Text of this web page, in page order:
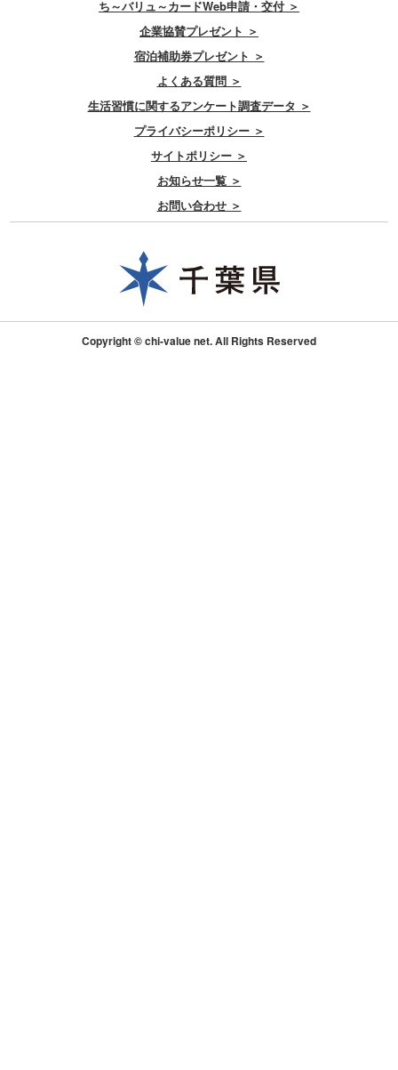
ち～バリュ～カードWeb申請・交付 ＞
企業協賛プレゼント ＞
宿泊補助券プレゼント ＞
よくある質問 ＞
生活習慣に関するアンケート調査データ ＞
プライバシーポリシー ＞
サイトポリシー ＞
お知らせ一覧 ＞
お問い合わせ ＞
Copyright © chi-value net. All Rights Reserved